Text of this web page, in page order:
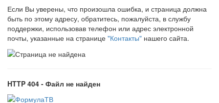
Если Вы уверены, что произошла ошибка, и страница должна
быть по этому адресу, обратитесь, пожалуйста, в службу
поддержки, использовав телефон или адрес электронной
почты, указанные на странице "Контакты" нашего сайта.
HTTP 404 - Файл не найден